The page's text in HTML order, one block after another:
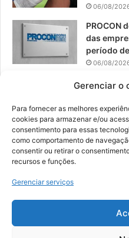
Gerenciar o
Para fornecer as melhores
cookies para armazenar e/ou
consentimento para essas
como comportamento de
consentir ou retirar o
recursos e funções.
Gerenciar serviços
06/08/
PROCON
das
período
06/08/
Prefeitura
Resíduos
05/08/
© 2026, Todos os direitos
Digital Business|
Fale Conosco